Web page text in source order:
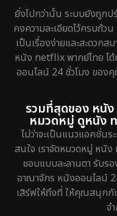
ยิ่งไปกว่านั้น ระบบยังถูกป
คงความละเอียดไว้ครบถ้
เป็นเรื่องง่ายและสะดวกส
หนัง netflix พากย์ไทย ไ
ออนไลน์ 24 ชั่วโมง ของ
รวมที่สุดของ หนั
หมวดหมู่ ดูหนัง
ไม่ว่าจะเป็นแนวแอคชั่น
สนใจ เราจัดหมวดหมู่ หนั
ชอบแบบละลานตา รับรอ
อาณาจักร หนังออนไลน์
เสิร์ฟให้ถึงที่ ให้คุณสนุกกั
จ